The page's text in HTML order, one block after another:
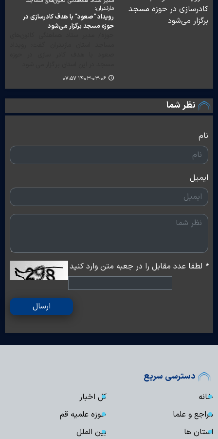
مازندران:
رویداد "صعود" با هدف کادرسازی در
حوزه مسجد برگزار می‌شود
۱۴۰۳-۰۳-۰۶ ۰۷:۵۷
نظر شما
نام
ایمیل
* لطفا عدد مقابل را در جعبه متن وارد کنید
ارسال
دسترسی سریع
خانه
کل اخبار
مراجع و علما
حوزه علمیه قم
استان ها
بین الملل